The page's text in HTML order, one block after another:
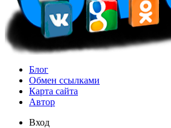
Блог
Обмен ссылками
Карта сайта
Автор
Вход